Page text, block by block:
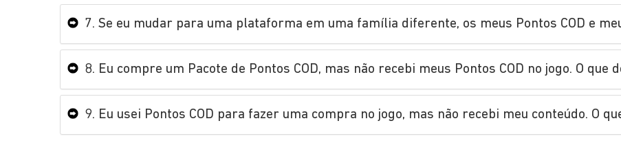
7. Se eu mudar para uma plataforma em uma família diferente, os meus Pontos COD e
8. Eu compre um Pacote de Pontos COD, mas não recebi meus Pontos COD no jogo. O que
9. Eu usei Pontos COD para fazer uma compra no jogo, mas não recebi meu conteúdo. O